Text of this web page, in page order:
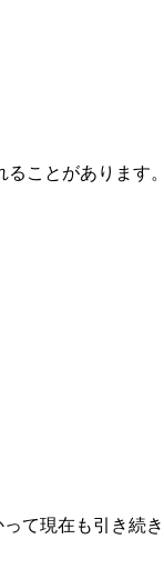
ことがあります
て現在も引き続き